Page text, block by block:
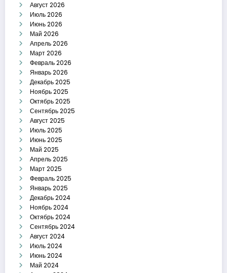
Август 2026
Июль 2026
Июнь 2026
Май 2026
Апрель 2026
Март 2026
Февраль 2026
Январь 2026
Декабрь 2025
Ноябрь 2025
Октябрь 2025
Сентябрь 2025
Август 2025
Июль 2025
Июнь 2025
Май 2025
Апрель 2025
Март 2025
Февраль 2025
Январь 2025
Декабрь 2024
Ноябрь 2024
Октябрь 2024
Сентябрь 2024
Август 2024
Июль 2024
Июнь 2024
Май 2024